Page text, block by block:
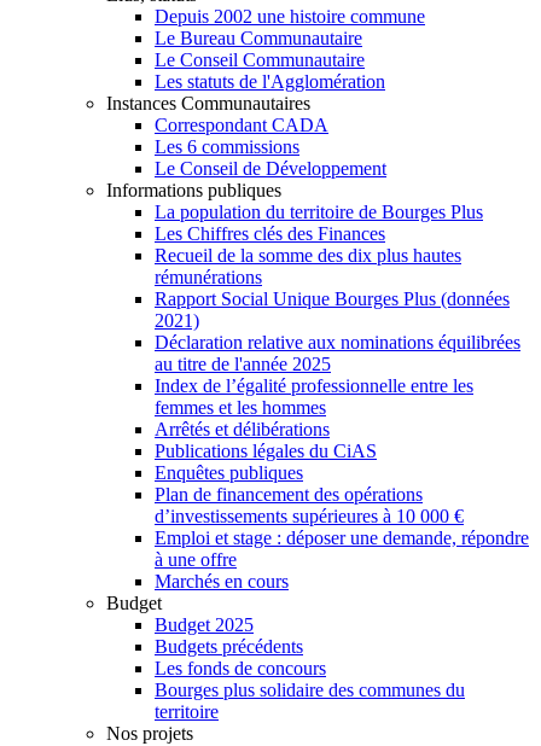
Depuis 2002 une histoire commune
Le Bureau Communautaire
Le Conseil Communautaire
Les statuts de l'Agglomération
Instances Communautaires
Correspondant CADA
Les 6 commissions
Le Conseil de Développement
Informations publiques
La population du territoire de Bourges Plus
Les Chiffres clés des Finances
Recueil de la somme des dix plus hautes
rémunérations
Rapport Social Unique Bourges Plus (données
2021)
Déclaration relative aux nominations équilibrées
au titre de l'année 2025
Index de l’égalité professionnelle entre les
femmes et les hommes
Arrêtés et délibérations
Publications légales du CiAS
Enquêtes publiques
Plan de financement des opérations
d’investissements supérieures à 10 000 €
Emploi et stage : déposer une demande, répondre
à une offre
Marchés en cours
Budget
Budget 2025
Budgets précédents
Les fonds de concours
Bourges plus solidaire des communes du
territoire
Nos projets